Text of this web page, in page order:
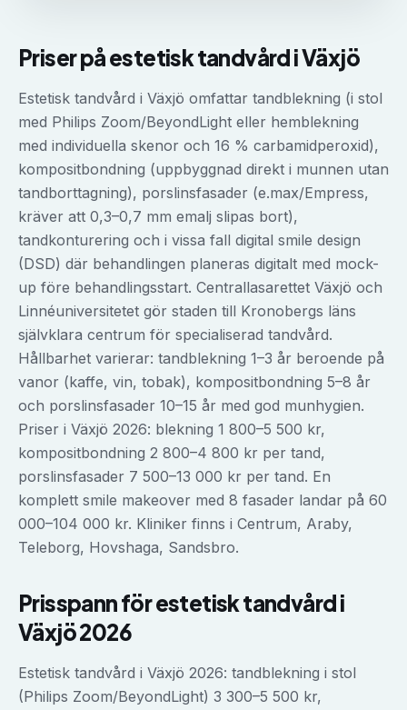
Priser påestetisk tandvårdiVäxjö
Estetisk tandvård i Växjö omfattar tandblekning (i stol
med Philips Zoom/BeyondLight eller hemblekning
med individuella skenor och 16 % carbamidperoxid),
kompositbondning (uppbyggnad direkt i munnen utan
tandborttagning), porslinsfasader (e.max/Empress,
kräver att 0,3–0,7 mm emalj slipas bort),
tandkonturering och i vissa fall digital smile design
(DSD) där behandlingen planeras digitalt med mock-
up före behandlingsstart. Centrallasarettet Växjö och
Linnéuniversitetet gör staden till Kronobergs läns
självklara centrum för specialiserad tandvård.
Hållbarhet varierar: tandblekning 1–3 år beroende på
vanor (kaffe, vin, tobak), kompositbondning 5–8 år
och porslinsfasader 10–15 år med god munhygien.
Priser i Växjö 2026: blekning 1 800–5 500 kr,
kompositbondning 2 800–4 800 kr per tand,
porslinsfasader 7 500–13 000 kr per tand. En
komplett smile makeover med 8 fasader landar på 60
000–104 000 kr. Kliniker finns i Centrum, Araby,
Teleborg, Hovshaga, Sandsbro.
Prisspann förestetisk tandvårdi
Växjö2026
Estetisk tandvård i Växjö 2026: tandblekning i stol
(Philips Zoom/BeyondLight) 3 300–5 500 kr,